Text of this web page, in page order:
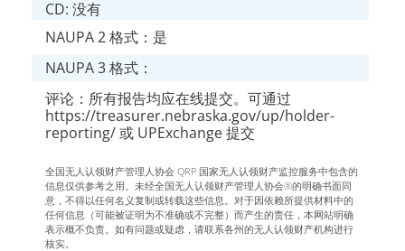
CD: 没有
NAUPA 2 格式：是
NAUPA 3 格式：
评论：所有报告均应在线提交。可通过
https://treasurer.nebraska.gov/up/holder-
reporting/ 或 UPExchange 提交
全国无人认领财产管理人协会 QRP 国家无人认领财产监控服务中包含的
信息仅供参考之用。未经全国无人认领财产管理人协会®的明确书面同
意，不得以任何名义复制或转载这些信息。对于因依赖所提供材料中的
任何信息（可能被证明为不准确或不完整）而产生的责任，本网站明确
表示概不负责。如有问题或疑虑，请联系各州的无人认领财产机构进行
核实。